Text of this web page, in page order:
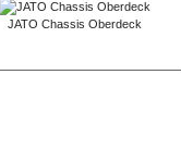
JATO Chassis Oberdeck